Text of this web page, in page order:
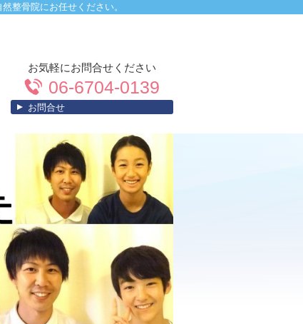
整骨院にお任せください。
お気軽にお問合せください
06-6704-0139
お問合せ